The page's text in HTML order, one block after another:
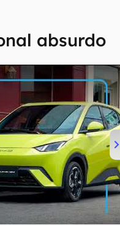
absurdo